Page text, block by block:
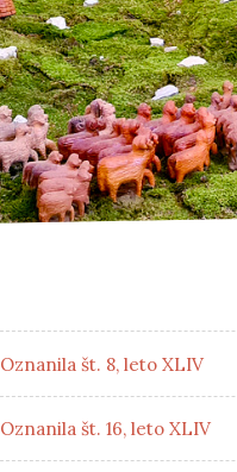
Oznanila št. 8, leto XLIV
Oznanila št. 16, leto XLIV